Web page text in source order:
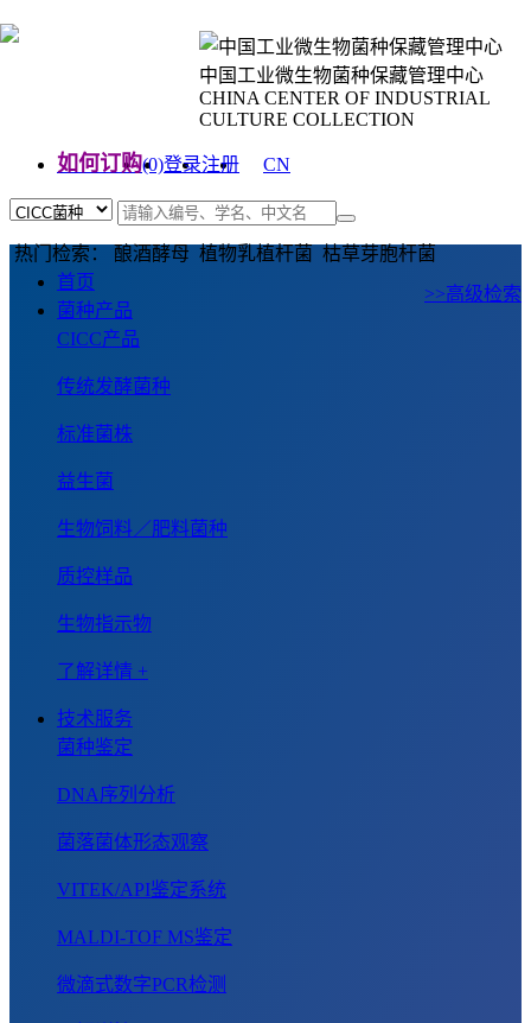
中国工业微生物菌种保藏管理中心
CHINA CENTER OF INDUSTRIAL
CULTURE COLLECTION
如何订购(0)登录注册
CN
热门检索： 酿酒酵母 植物乳植杆菌 枯草芽胞杆菌
>>高级检索
首页
菌种产品
CICC产品
传统发酵菌种
标准菌株
益生菌
生物饲料／肥料菌种
质控样品
生物指示物
了解详情 +
技术服务
菌种鉴定
DNA序列分析
菌落菌体形态观察
VITEK/API鉴定系统
MALDI-TOF MS鉴定
微滴式数字PCR检测